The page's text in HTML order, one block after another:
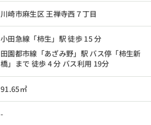
川崎市麻生区 王禅寺西７丁目
小田急線「柿生」駅 徒歩 15 分
田園都市線「あざみ野」駅 バス停「柿生新
橋」まで 徒歩 4 分 バス利用 19分
91.65㎡
-